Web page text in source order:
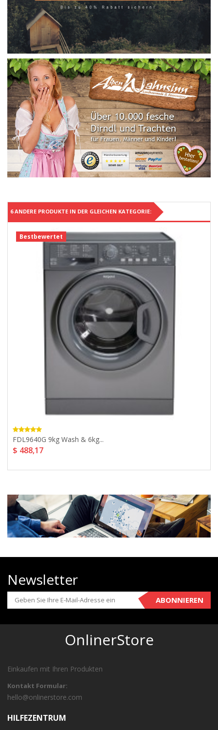
6 ANDERE PRODUKTE IN DER GLEICHEN KATEGORIE:
Bestbewertet
FDL9640G 9kg Wash & 6kg...
$ 488,17
Newsletter
ABONNIEREN
OnlinerStore
Einkaufen mit Ihren Produkten
Kontakt Formular:
hello@onlinerstore.com
HILFEZENTRUM